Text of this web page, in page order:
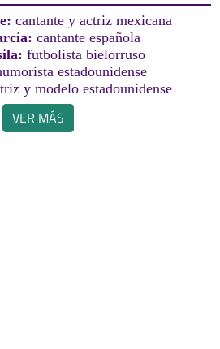
cantante y actriz mexicana
cantante española
futbolista bielorruso
estadounidense
y modelo estadounidense
VER MÁS